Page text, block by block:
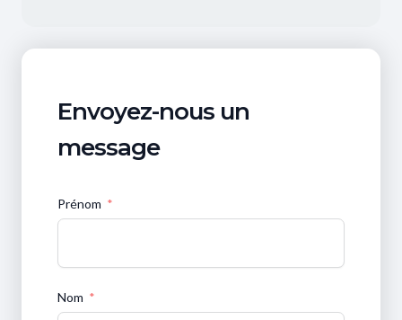
Envoyez-nous un
message
Prénom
Nom